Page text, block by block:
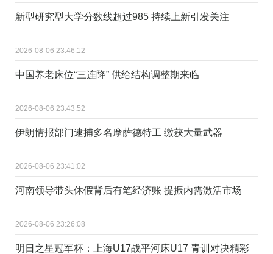
新型研究型大学分数线超过985 持续上新引发关注
2026-08-06 23:46:12
中国养老床位“三连降” 供给结构调整期来临
2026-08-06 23:43:52
伊朗情报部门逮捕多名摩萨德特工 缴获大量武器
2026-08-06 23:41:02
河南领导带头休假背后有笔经济账 提振内需激活市场
2026-08-06 23:26:08
明日之星冠军杯：上海U17战平河床U17 青训对决精彩